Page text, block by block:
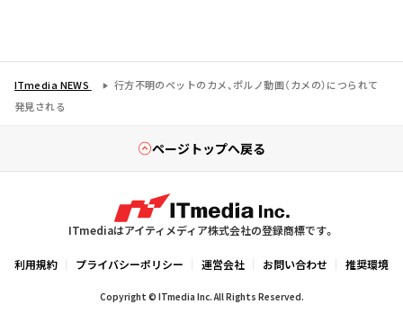
ITmedia NEWS
行方不明のペットのカメ、ポルノ動画（カメの）につられて
発見される
ページトップへ戻る
ITmediaはアイティメディア株式会社の登録商標です。
利用規約 プライバシーポリシー 運営会社 お問い合わせ 推奨環境
Copyright © ITmedia Inc. All Rights Reserved.